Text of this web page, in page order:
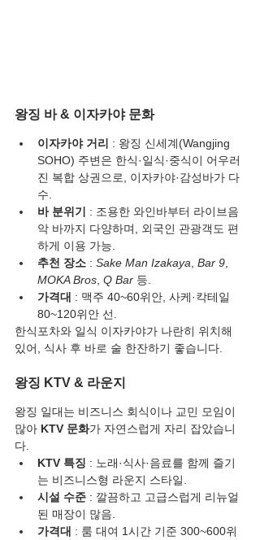
왕징 바 & 이자카야 문화
이자카야 거리 : 왕징 신세계(Wangjing
SOHO) 주변은 한식·일식·중식이 어우러
진 복합 상권으로, 이자카야·감성바가 다
수.
바 분위기
: 조용한 와인바부터 라이브음
악 바까지 다양하며, 외국인 관광객도 편
하게 이용 가능.
추천 장소 : Sake Man Izakaya Bar 9
MOKA Bros Q Bar 등.
가격대 : 맥주 40~60위안, 사케·칵테일
80~120위안 선.
한식포차와 일식 이자카야가 나란히 위치해
있어, 식사 후 바로 술 한잔하기 좋습니다.
왕징 KTV & 라운지
왕징 일대는 비즈니스 회식이나 교민 모임이
많아 KTV 문화가 자연스럽게 자리 잡았습니
다.
KTV 특징 : 노래·식사·음료를 함께 즐기
는 비즈니스형 라운지 스타일.
시설 수준 : 깔끔하고 고급스럽게 리뉴얼
된 매장이 많음.
가격대 : 룸 대여 1시간 기준 300~600위